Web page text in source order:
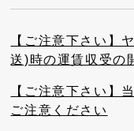
【ご注意下さい】
送)時の運賃収受の
【ご注意下さい】
ご注意ください